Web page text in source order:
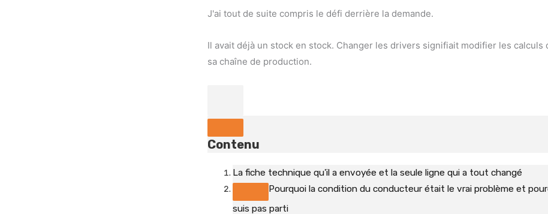
J'ai tout de suite compris le défi derrière la demande.
Il avait déjà un stock en stock. Changer les drivers signifiait modifier les calculs
sa chaîne de production.
Contenu
La fiche technique qu'il a envoyée et la seule ligne qui a tout changé
Pourquoi la condition du conducteur était le vrai problème et
suis pas parti